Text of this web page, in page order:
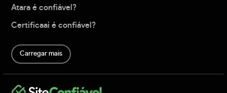
Atara é confiável?
Certificaai é confiável?
Carregar mais